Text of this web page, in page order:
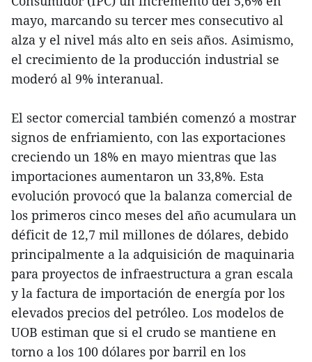
mayo, marcando su tercer mes consecutivo al
alza y el nivel más alto en seis años. Asimismo,
el crecimiento de la producción industrial se
moderó al 9% interanual.
El sector comercial también comenzó a mostrar
signos de enfriamiento, con las exportaciones
creciendo un 18% en mayo mientras que las
importaciones aumentaron un 33,8%. Esta
evolución provocó que la balanza comercial de
los primeros cinco meses del año acumulara un
déficit de 12,7 mil millones de dólares, debido
principalmente a la adquisición de maquinaria
para proyectos de infraestructura a gran escala
y la factura de importación de energía por los
elevados precios del petróleo. Los modelos de
UOB estiman que si el crudo se mantiene en
torno a los 100 dólares por barril en los